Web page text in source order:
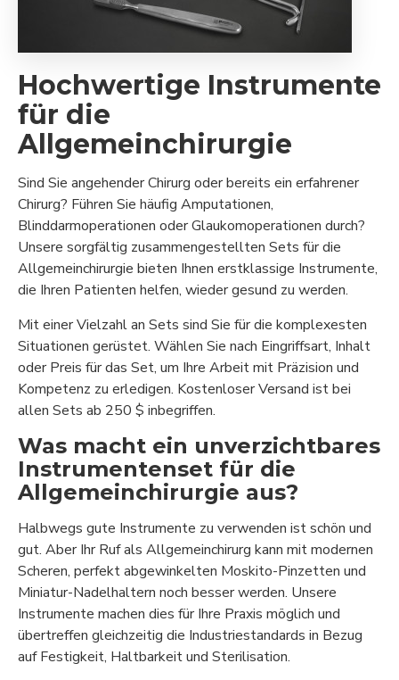
Hochwertige Instrumente
für die
Allgemeinchirurgie
Sind Sie angehender Chirurg oder bereits ein erfahrener
Chirurg? Führen Sie häufig Amputationen,
Blinddarmoperationen oder Glaukomoperationen durch?
Unsere sorgfältig zusammengestellten Sets für die
Allgemeinchirurgie bieten Ihnen erstklassige Instrumente,
die Ihren Patienten helfen, wieder gesund zu werden.
Mit einer Vielzahl an Sets sind Sie für die komplexesten
Situationen gerüstet. Wählen Sie nach Eingriffsart, Inhalt
oder Preis für das Set, um Ihre Arbeit mit Präzision und
Kompetenz zu erledigen. Kostenloser Versand ist bei
allen Sets ab 250 $ inbegriffen.
Was macht ein unverzichtbares
Instrumentenset für die
Allgemeinchirurgie aus?
Halbwegs gute Instrumente zu verwenden ist schön und
gut. Aber Ihr Ruf als Allgemeinchirurg kann mit modernen
Scheren, perfekt abgewinkelten Moskito-Pinzetten und
Miniatur-Nadelhaltern noch besser werden. Unsere
Instrumente machen dies für Ihre Praxis möglich und
übertreffen gleichzeitig die Industriestandards in Bezug
auf Festigkeit, Haltbarkeit und Sterilisation.